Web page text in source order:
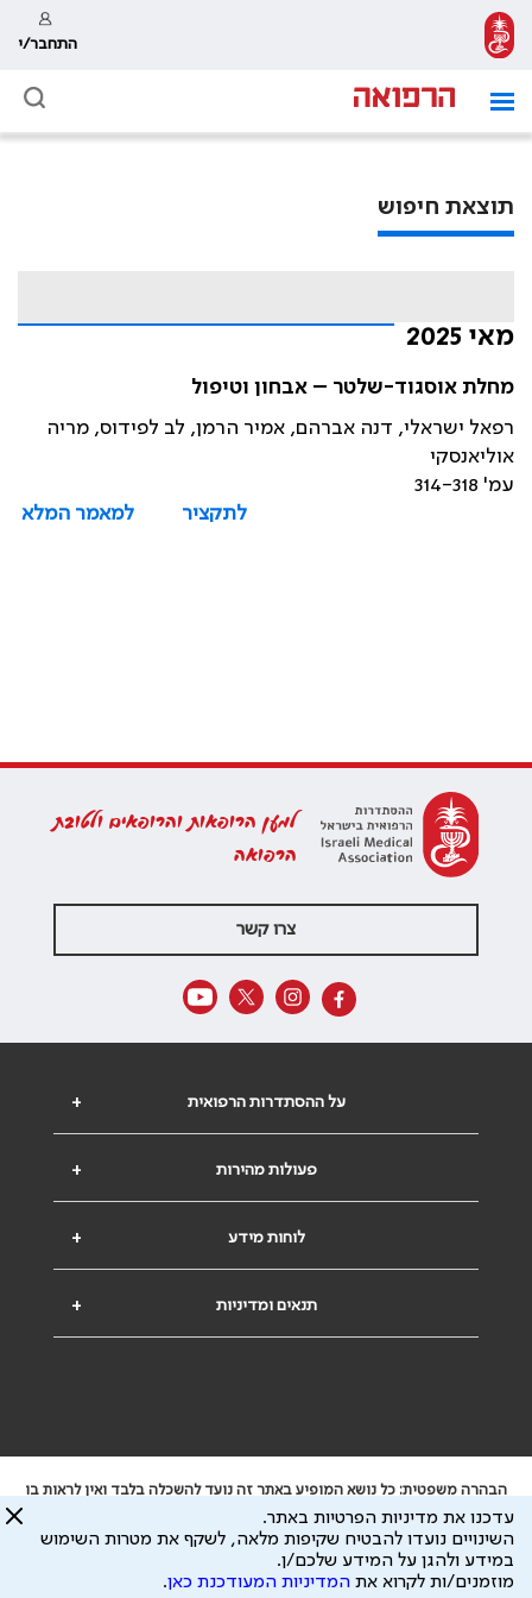
התחבר/י
תוצאת חיפוש
מאי 2025
מחלת אוסגוד-שלטר – אבחון וטיפול
רפאל ישראלי, דנה אברהם, אמיר הרמן, לב לפידוס, מריה
אוליאנסקי
עמ' 314-318
לתקציר
למאמר המלא
למען הרופאות והרופאים ולטובת
הרפואה
צרו קשר
+ על ההסתדרות הרפואית
+ פעולות מהירות
+ לוחות מידע
+ תנאים ומדיניות
הבהרה משפטית: כל נושא המופיע באתר זה נועד להשכלה בלבד ואין לראות בו
ייעוץ רפואי או משפטי. אין הר"י אחראית לתוכן המתפרסם באתר זה ולכל נזק
שעלול להיגרם.
ידוע לי שהר"י אוספת ושומרת מידע אישי לצורך מתן השרות וכי חלק ממנו עשוי
להיות מועבר לצדדים שלישיים, הכל בכפוף למדיניות הפרטיות
עדכנו את מדיניות הפרטיות באתר.
השינויים נועדו להבטיח שקיפות מלאה, לשקף את מטרות השימוש
במידע ולהגן על המידע שלכם/ן.
מוזמנים/ות לקרוא את המדיניות המעודכנת כאן.